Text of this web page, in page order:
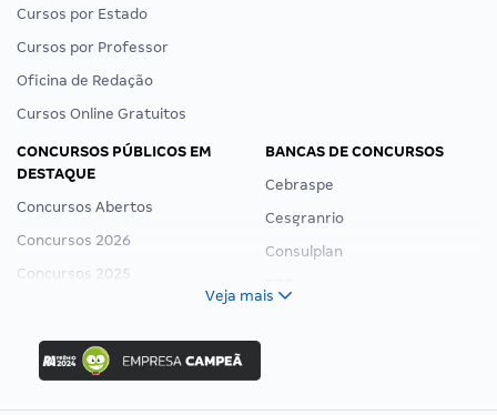
Cursos por Estado
Cursos por Professor
Oficina de Redação
Cursos Online Gratuitos
CONCURSOS PÚBLICOS EM
DESTAQUE
Concursos Abertos
Concursos 2026
Concursos 2025
Concurso Ibama
Concurso MPU
Editais publicados
BANCAS DE CONCURSOS
Cebraspe
Cesgranrio
Consulplan
Veja mais